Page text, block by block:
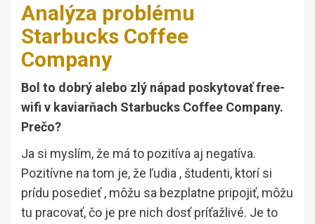
Analýza problému
Starbucks Coffee
Company
Bol to dobrý alebo zlý nápad poskytovať free-
wifi v kaviarňach Starbucks Coffee Company.
Prečo?
Ja si myslím, že má to pozitíva aj negatíva.
Pozitívne na tom je, že ľudia , študenti, ktorí si
prídu posedieť , môžu sa bezplatne pripojiť, môžu
tu pracovať, čo je pre nich dosť príťažlivé. Je to